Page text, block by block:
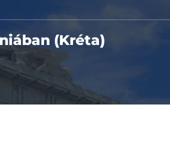
(Kréta)